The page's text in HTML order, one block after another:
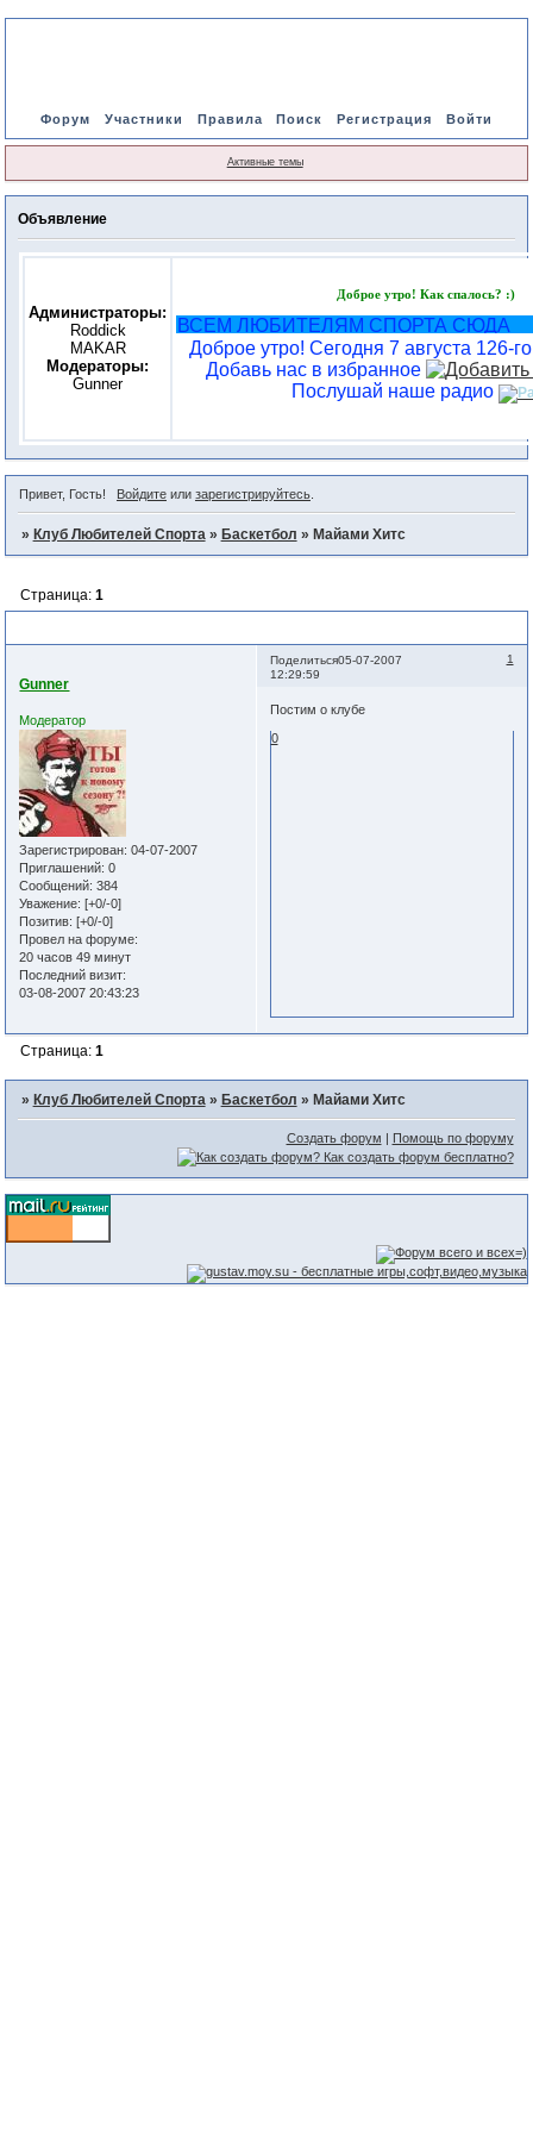
Форум Участники Правила Поиск Регистрация Войти
Активные темы
Объявление
Администраторы:
Roddick
MAKAR
Модераторы:
Gunner
Доброе утро! Как спалось? :)
ВСЕМ ЛЮБИТЕЛЯМ СПОРТА СЮДА
Доброе утро! Сегодня 7 августа 126-
Добавь нас в избранное
Послушай наше радио
Привет, Гость! Войдитеили зарегистрируйтесь.
» Клуб Любителей Спорта » Баскетбол » Майами Хитс
Страница: 1
Поделиться 1
05-07-2007
12:29:59
Gunner
Модератор
Зарегистрирован: 04-07-2007
Приглашений: 0
Сообщений: 384
Уважение: [+0/-0]
Позитив: [+0/-0]
Провел на форуме:
20 часов 49 минут
Последний визит:
03-08-2007 20:43:23
Постим о клубе
0
Страница: 1
» Клуб Любителей Спорта » Баскетбол » Майами Хитс
Создать форум | Помощь по форуму